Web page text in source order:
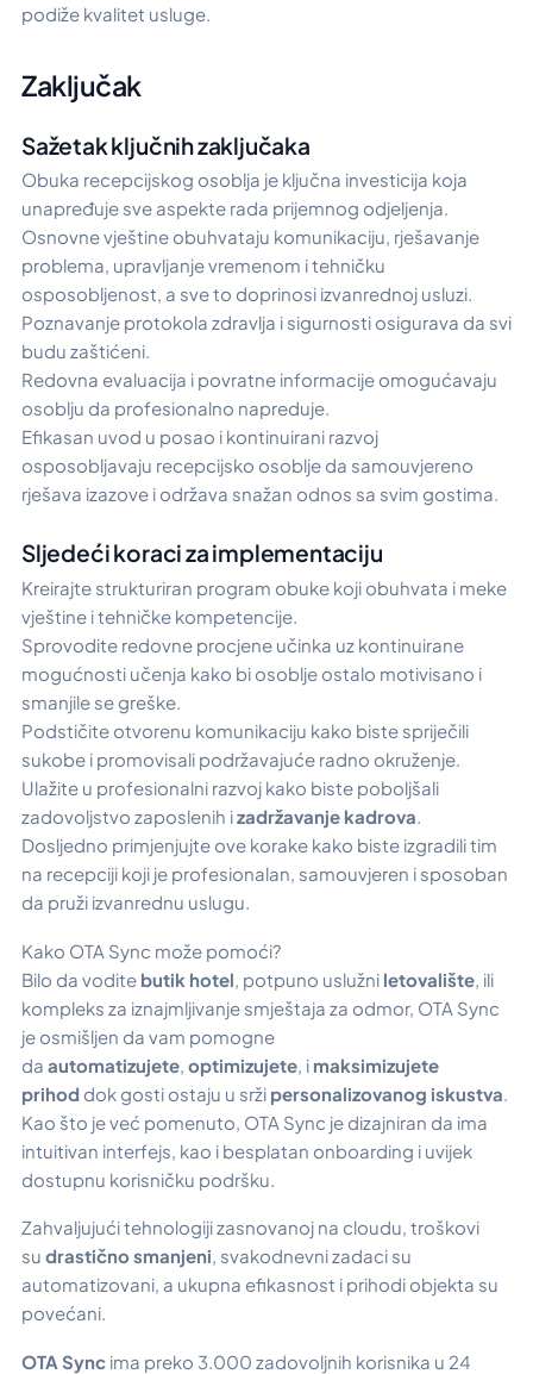
podiže kvalitet usluge.
Zaključak
Sažetak ključnih zaključaka
Obuka recepcijskog osoblja je ključna investicija koja
unapređuje sve aspekte rada prijemnog odjeljenja.
Osnovne vještine obuhvataju komunikaciju, rješavanje
problema, upravljanje vremenom i tehničku
osposobljenost, a sve to doprinosi izvanrednoj usluzi.
Poznavanje protokola zdravlja i sigurnosti osigurava da svi
budu zaštićeni.
Redovna evaluacija i povratne informacije omogućavaju
osoblju da profesionalno napreduje.
Efikasan uvod u posao i kontinuirani razvoj
osposobljavaju recepcijsko osoblje da samouvjereno
rješava izazove i održava snažan odnos sa svim gostima.
Sljedeći koraci za implementaciju
Kreirajte strukturiran program obuke koji obuhvata i meke
vještine i tehničke kompetencije.
Sprovodite redovne procjene učinka uz kontinuirane
mogućnosti učenja kako bi osoblje ostalo motivisano i
smanjile se greške.
Podstičite otvorenu komunikaciju kako biste spriječili
sukobe i promovisali podržavajuće radno okruženje.
Ulažite u profesionalni razvoj kako biste poboljšali
zadovoljstvo zaposlenih izadržavanje kadrova.
Dosljedno primjenjujte ove korake kako biste izgradili tim
na recepciji koji je profesionalan, samouvjeren i sposoban
da pruži izvanrednu uslugu.
Kako OTA Sync može pomoći?
Bilo da vodite butik hotel , potpuno uslužni letovalište , ili
kompleks za iznajmljivanje smještaja za odmor, OTA Sync
je osmišljen da vam pomogne
da automatizujete optimizujete , i maksimizujete
prihod dok gosti ostaju u srži personalizovanog iskustva
Kao što je već pomenuto, OTA Sync je dizajniran da ima
intuitivan interfejs, kao i besplatan onboarding i uvijek
dostupnu korisničku podršku.
Zahvaljujući tehnologiji zasnovanoj na cloudu, troškovi
su drastično smanjeni, svakodnevni zadaci su
automatizovani, a ukupna efikasnost i prihodi objekta su
povećani.
OTA Sync ima preko 3.000 zadovoljnih korisnika u 24